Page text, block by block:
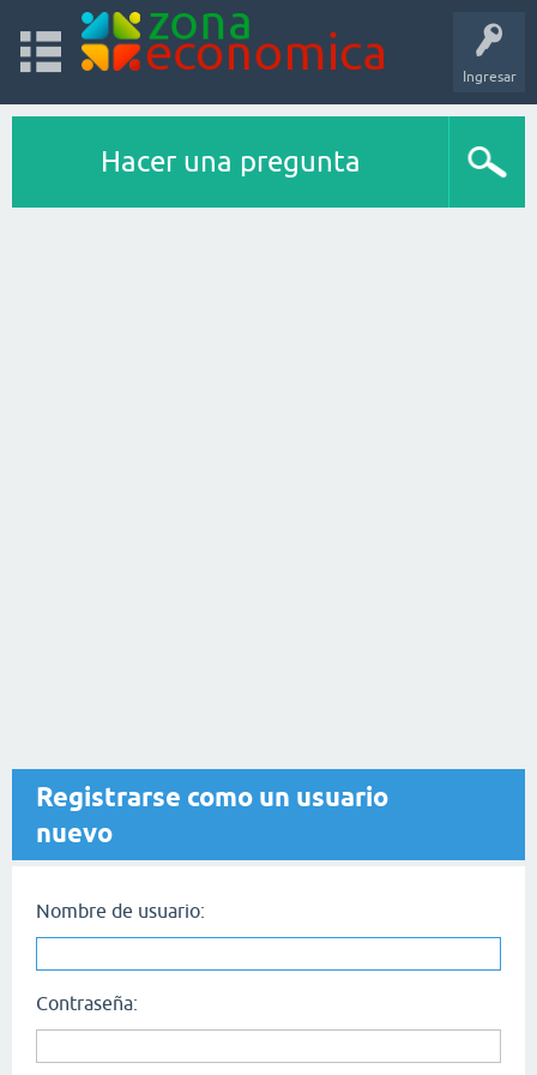
Ingresar
Hacer una pregunta
Registrarse como un usuario
nuevo
Nombre de usuario:
Contraseña: